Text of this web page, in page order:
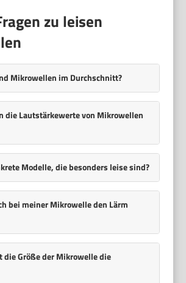
zu leisen
Mikrowellen im Durchschnitt?
die Lautstärkewerte von Mikrowellen
Modelle, die besonders leise sind?
bei meiner Mikrowelle den Lärm
die Größe der Mikrowelle die